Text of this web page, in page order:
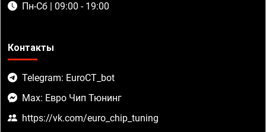
Пн-Сб | 09:00 - 19:00
Контакты
Telegram: EuroCT_bot
Max: Евро Чип Тюнинг
https://vk.com/euro_chip_tuning